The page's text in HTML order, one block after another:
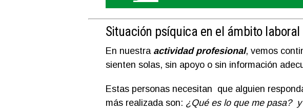
Situación psíquica en el ámbito laboral
En nuestra actividad profesional, vemos
sienten solas, sin apoyo o sin información
Estas personas necesitan que alguien
más realizada son: ¿Qué es lo que me pasa?